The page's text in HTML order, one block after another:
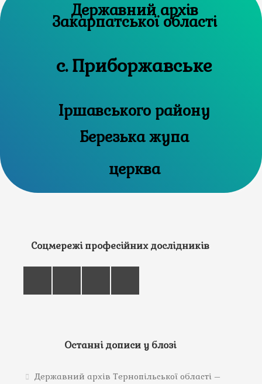
Державний архів
Закарпатської області
с. Приборжавське
Іршавського району
Березька жупа
церква
Соцмережі професійних дослідників
Останні дописи у блозі
Державний архів Тернопільської області –